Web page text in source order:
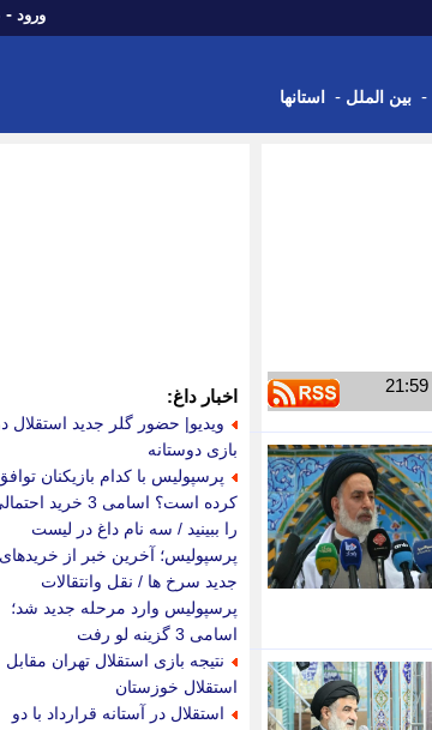
ورود -
- بین الملل - استانها
اخبار داغ:
ویدیو| حضور گلر جدید استقلال
بازی دوستانه
پرسپولیس با کدام بازیکنان
کرده است؟ اسامی 3 خرید
را ببینید / سه نام داغ در لیست
پرسپولیس؛ آخرین خبر از خریدهای
جدید سرخ ها / نقل وانتقالات
پرسپولیس وارد مرحله جدید شد؛
اسامی 3 گزینه لو رفت
نتیجه بازی استقلال تهران مقابل
استقلال خوزستان
استقلال در آستانه قرارداد با دو